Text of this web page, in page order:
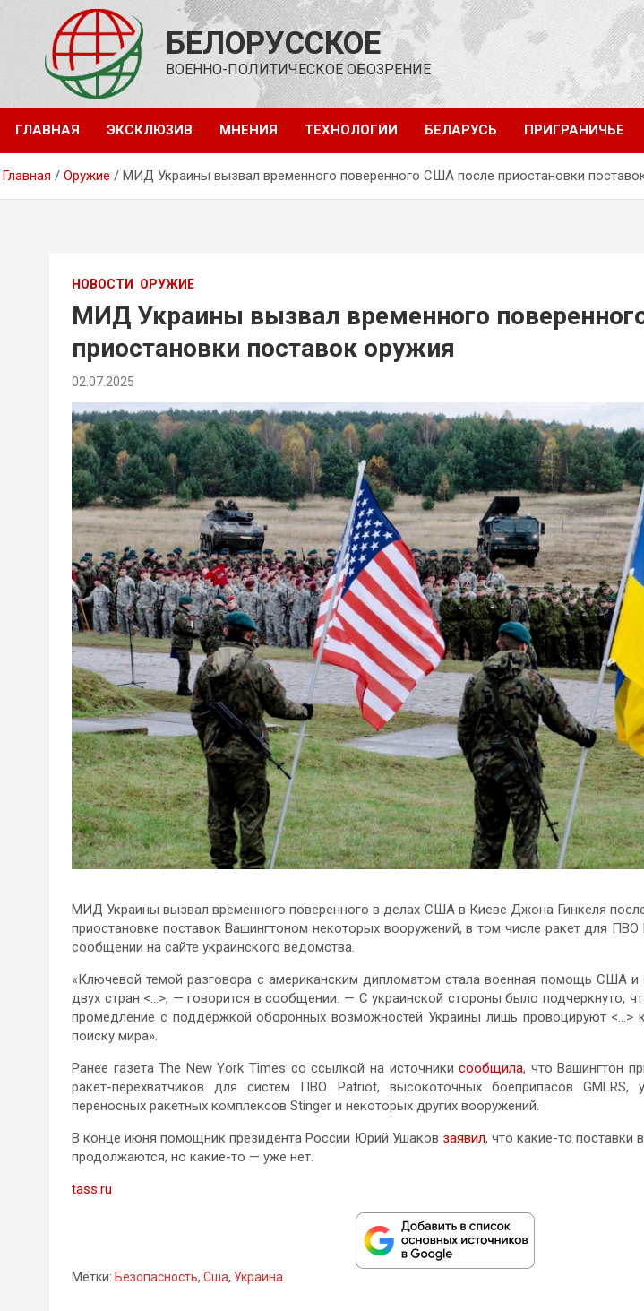
содержимому
БЕЛОРУССКОЕ
ВОЕННО-ПОЛИТИЧЕСКОЕ ОБОЗРЕНИЕ
ГЛАВНАЯ ЭКСКЛЮЗИВ МНЕНИЯ ТЕХНОЛОГИИ БЕЛАРУСЬ ПРИГРАНИЧЬЕ
Главная Оружие МИД Украины вызвал временного поверенного США после приостановки
НОВОСТИ ОРУЖИЕ
МИД Украины вызвал временного
приостановки поставок оружия
02.07.2025
МИД Украины вызвал временного поверенного в делах США в Киеве Джона Гинкеля после
приостановке поставок Вашингтоном некоторых вооружений, в том числе ракет для ПВО
сообщении на сайте украинского ведомства.
«Ключевой темой разговора с американским дипломатом стала военная помощь США и
двух стран <…>, — говорится в сообщении. — С украинской стороны было подчеркнуто,
промедление с поддержкой оборонных возможностей Украины лишь провоцируют <…>
поиску мира».
Ранее газета The New York Times со ссылкой на источникисообщила, что Вашингтон
ракет-перехватчиков для систем ПВО Patriot, высокоточных боеприпасов GMLRS,
переносных ракетных комплексов Stinger и некоторых других вооружений.
В конце июня помощник президента России Юрий Ушаков заявил, что какие-то
продолжаются, но какие-то — уже нет.
tass.ru
Метки: Безопасность, Сша, Украина